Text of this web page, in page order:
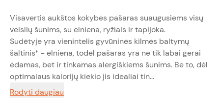
Visavertis aukštos kokybės pašaras suaugusiems visų
veislių šunims, su elniena, ryžiais ir tapijoka.
Sudėtyje yra vienintelis gyvūninės kilmės baltymų
šaltinis* - elniena, todėl pašaras yra ne tik labai gerai
ėdamas, bet ir tinkamas alergiškiems šunims. Be to, dėl
optimalaus kalorijų kiekio jis idealiai tin...
Rodyti daugiau